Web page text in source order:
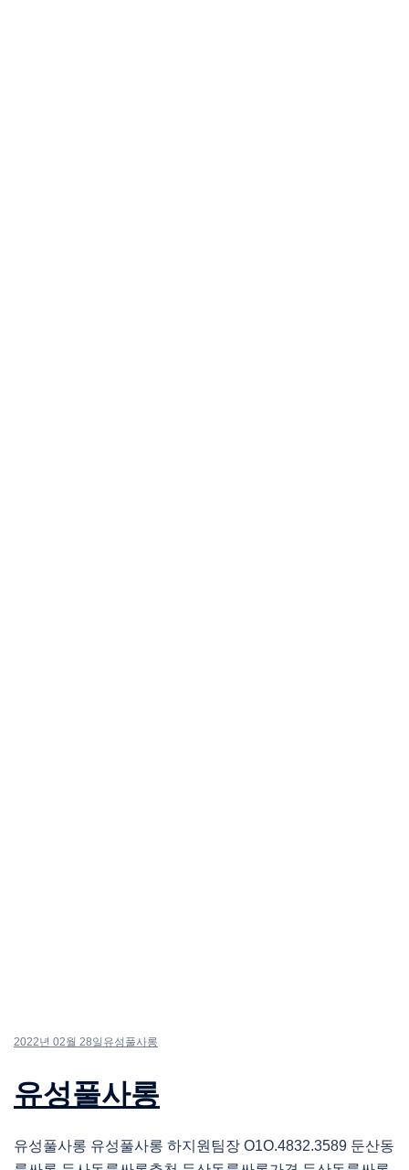
2022년 02월 28일 유성풀사롱
유성풀사롱
유성풀사롱 유성풀사롱 하지원팀장 O1O.4832.3589 둔산동